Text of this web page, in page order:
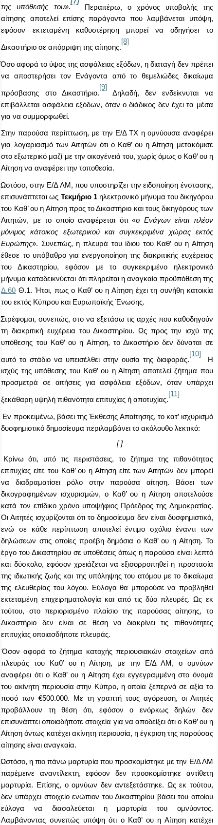
της υπόθεσής του».
Περαιτέρω, ο χρόνος υποβολής της
αίτησης αποτελεί επίσης παράγοντα που λαμβάνεται υπόψη,
εφόσον εκτεταμένη καθυστέρηση μπορεί να οδηγήσει το
Δικαστήριο σε απόρριψη της αίτησης.
[8]
Όσο αφορά το ύψος της ασφάλειας εξόδων, η διαταγή δεν πρέπει
να αποστερήσει τον Ενάγοντα από το θεμελιώδες δικαίωμα
πρόσβασης στο Δικαστήριο.
[9]
Δηλαδή, δεν ενδείκνυται να
επιβάλλεται ασφάλεια εξόδων, όταν ο διάδικος δεν έχει τα μέσα
για να συμμορφωθεί.
Στην παρούσα περίπτωση, με την Ε/Δ ΤΧ η ομνύουσα αναφέρει
για λογαριασμό των Αιτητών ότι ο Καθ’ ου η Αίτηση μετακόμισε
στο εξωτερικό μαζί με την οικογένειά του, χωρίς όμως ο Καθ’ ου η
Αίτηση να αναφέρει την τοποθεσία.
Ωστόσο, στην Ε/Δ ΛΜ, που υποστηρίζει την ειδοποίηση ένστασης,
επισυνάπτεται ως Τεκμήριο 1ηλεκτρονικό μήνυμα του δικηγόρου
του Καθ’ ου η Αίτηση προς το Δικαστήριο και τους δικηγόρους των
Αιτητών, με το οποίο αναφέρεται ότι «ο Ενάγων είναι πλέον
μόνιμος κάτοικος εξωτερικού και συγκεκριμένα χώρας εκτός
Ευρώπης». Συνεπώς, η πλευρά του ίδιου του Καθ’ ου η Αίτηση
έθεσε το υπόβαθρο για ενεργοποίηση της διακριτικής ευχέρειας
του Δικαστηρίου, εφόσον με το συγκεκριμένο ηλεκτρονικό
μήνυμα καταδεικνύεται ότι πληρείται η αναγκαία προϋπόθεση της
Δ.60 Θ.1. Ήτοι, πως ο Καθ’ ου η Αίτηση έχει τη συνήθη κατοικία
του εκτός Κύπρου και Ευρωπαϊκής Ένωσης.
Στρέφομαι, συνεπώς, στο να εξετάσω τις αρχές που καθοδηγούν
τη διακριτική ευχέρεια του Δικαστηρίου. Ως προς την ισχύ της
υπόθεσης του Καθ’ ου η Αίτηση, το Δικαστήριο δεν δύναται σε
αυτό το στάδιο να υπεισέλθει στην ουσία της διαφοράς.
[10]
Η
ισχύς της υπόθεσης του Καθ’ ου η Αίτηση αποτελεί ζήτημα που
προσμετρά σε αιτήσεις για ασφάλεια εξόδων, όταν υπάρχει
ξεκάθαρη υψηλή πιθανότητα επιτυχίας ή αποτυχίας.
[11]
Εν προκειμένω, βάσει της Έκθεσης Απαίτησης, το κατ’ ισχυρισμό
δυσφημιστικό δημοσίευμα περιλαμβάνει το ακόλουθο λεκτικό:
[ ]
Κρίνω ότι, υπό τις περιστάσεις, το ζήτημα της πιθανότητας
επιτυχίας είτε του Καθ’ ου η Αίτηση είτε των Αιτητών δεν μπορεί
να διαδραματίσει ρόλο στην παρούσα αίτηση. Βάσει των
δικογραφημένων ισχυρισμών, ο Καθ’ ου η Αίτηση αποτελούσε
κατά τον επίδικο χρόνο υποψήφιος Πρόεδρος της Δημοκρατίας.
Οι Αιτητές ισχυρίζονται ότι το δημοσίευμα δεν είναι δυσφημιστικό,
ενώ σε κάθε περίπτωση αποτελεί έντιμο σχόλιο έναντι των
δηλώσεων στις οποίες προέβη δημόσια ο Καθ’ ου η Αίτηση. Το
έργο του Δικαστηρίου σε υποθέσεις όπως η παρούσα είναι λεπτό
και δύσκολο, εφόσον χρειάζεται να εξισορροπηθεί η προστασία
της ιδιωτικής ζωής και της υπόληψης του ατόμου με το δικαίωμα
της ελευθερίας του λόγου. Εύλογα θα μπορούσε να προβληθεί
εκτεταμένη επιχειρηματολογία και από τις δύο πλευρές. Ως εκ
τούτου, στο περιορισμένο πλαίσιο της παρούσας αίτησης, το
Δικαστήριο δεν είναι σε θέση να διακρίνει τις πιθανότητες
επιτυχίας οποιασδήποτε πλευράς.
Όσον αφορά το ζήτημα κατοχής περιουσιακών στοιχείων από
πλευράς του Καθ’ ου η Αίτηση, με την Ε/Δ ΛΜ, ο ομνύων
αναφέρει ότι ο Καθ’ ου η Αίτηση έχει εγγεγραμμένη στο όνομά
του ακίνητη περιουσία στην Κύπρο, η οποία ξεπερνά σε αξία το
ποσό των€500.000. Με τη γραπτή τους αγόρευση, οι Αιτητές
προβάλλουν τη θέση ότι, εφόσον ο ενόρκως δηλών δεν
επισυνάπτει οποιαδήποτε στοιχεία για να αποδείξει ότι ο Καθ’ ου η
Αίτηση όντως κατέχει ακίνητη περιουσία, η έγκριση της παρούσας
αίτησης είναι αναγκαία.
Ωστόσο, η πιο πάνω μαρτυρία που προσκομίστηκε με την Ε/Δ ΛΜ
παρέμεινε αναντίλεκτη, εφόσον δεν προσκομίστηκε αντίθετη
μαρτυρία. Επίσης, ο ομνύων δεν αντεξετάστηκε. Ως εκ τούτου,
δεν υπάρχει στοιχείο ενώπιον του Δικαστηρίου βάσει του οποίου
εύλογα να διασαλεύεται η μαρτυρία του ομνύοντος.
Λαμβάνοντας συνεπώς υπόψη ότι ο Καθ’ ου η Αίτηση κατέχει